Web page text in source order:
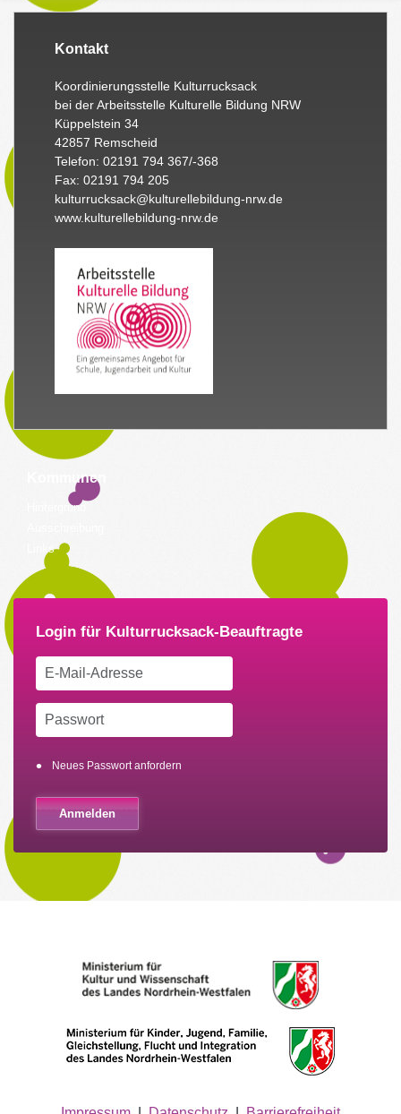
Kontakt
Koordinierungsstelle Kulturrucksack
bei der Arbeitsstelle Kulturelle Bildung NRW
Küppelstein 34
42857 Remscheid
Telefon: 02191 794 367/-368
Fax: 02191 794 205
kulturrucksack@kulturellebildung-nrw.de
www.kulturellebildung-nrw.de
Kommunen
Hintergrund
Links
Neues Passwort anfordern